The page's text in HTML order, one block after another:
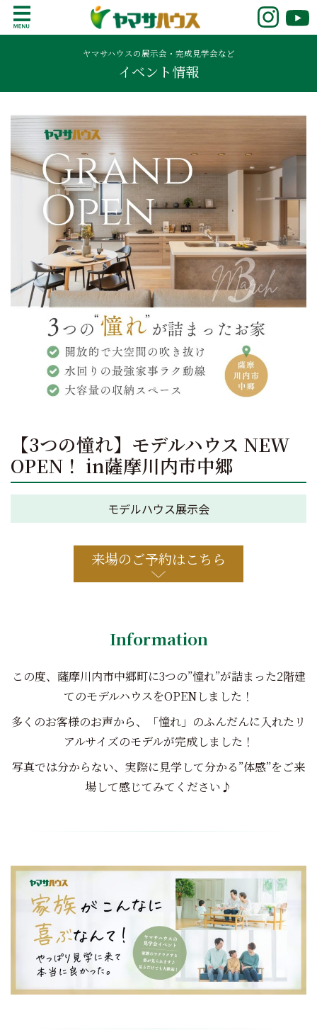
o
鹿児島で注文住宅ならヤマサハウス
新築の注文住宅や建売モデルハウスをお探し
の方はこちら。鹿児島県内で11年連続ナンバ
ーワンの実績を誇る、絆の家でおなじみの
ヤマサハウス。展示場情報や家づくりのこだ
ヤマサハウスの展示会・完成見学会など
イベント情報
【3つの憧れ】モデルハウス NEW
OPEN！ in薩摩川内市中郷
モデルハウス展示会
来場のご予約はこちら
Information
この度、薩摩川内市中郷町に3つの”憧れ”が詰まった2階建
てのモデルハウスをOPENしました！
多くのお客様のお声から、「憧れ」のふんだんに入れたリ
アルサイズのモデルが完成しました！
写真では分からない、実際に見学して分かる”体感”をご来
場して感じてみてください♪